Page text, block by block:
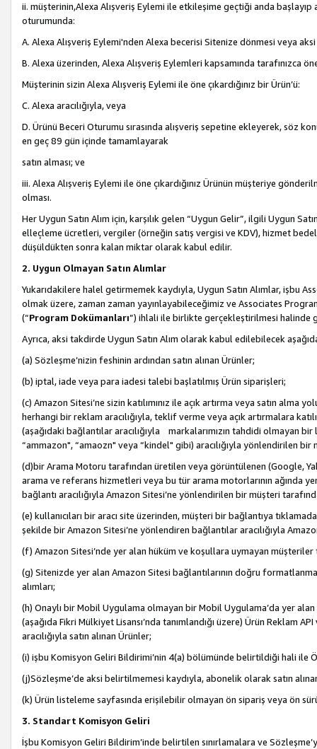
ii. müşterinin,Alexa Alışveriş Eylemi ile etkileşime geçtiği anda
oturumunda:
A. Alexa Alışveriş Eylemi'nden Alexa becerisi Sitenize dönmesi veya
B. Alexa üzerinden, Alexa Alışveriş Eylemleri kapsamında tarafınızca
Müşterinin sizin Alexa Alışveriş Eylemi ile öne çıkardığınız bir Ürün’ü:
C. Alexa aracılığıyla, veya
D. Ürünü Beceri Oturumu sırasında alışveriş sepetine ekleyerek, söz
en geç 89 gün içinde tamamlayarak
satın alması; ve
iii. Alexa Alışveriş Eylemi ile öne çıkardığınız Ürünün müşteriye
olması.
Her Uygun Satın Alım için, karşılık gelen “Uygun Gelir”, ilgili Uygun
elleçleme ücretleri, vergiler (örneğin satış vergisi ve KDV), hizmet
düşüldükten sonra kalan miktar olarak kabul edilir.
2. Uygun Olmayan Satın Alımlar
Yukarıdakilere halel getirmemek kaydıyla, Uygun Satın Alımlar, işbu
olmak üzere, zaman zaman yayınlayabileceğimiz ve Associates
(“Program Dokümanları”) ihlali ile birlikte gerçekleştirilmesi halinde
Ayrıca, aksi takdirde Uygun Satın Alım olarak kabul edilebilecek
(a) Sözleşme’nizin feshinin ardından satın alınan Ürünler;
(b) iptal, iade veya para iadesi talebi başlatılmış Ürün siparişleri;
(c) Amazon Sitesi’ne sizin katılımınız ile açık artırma veya satın alma
herhangi bir reklam aracılığıyla, teklif verme veya açık artırmalara
(aşağıdaki bağlantılar aracılığıyla markalarımızın tahdidi olmayan
“ammazon", “amaozn" veya “kindel" gibi) aracılığıyla yönlendirilen
(d)bir Arama Motoru tarafından üretilen veya görüntülenen (Google,
arama ve referans hizmetleri veya bu tür arama motorlarının ağında
bağlantı aracılığıyla Amazon Sitesi’ne yönlendirilen bir müşteri
(e) kullanıcıları bir aracı site üzerinden, müşteri bir bağlantıya
şekilde bir Amazon Sitesi’ne yönlendiren bağlantılar aracılığıyla
(f) Amazon Sitesi’nde yer alan hüküm ve koşullara uymayan müşteriler
(g) Sitenizde yer alan Amazon Sitesi bağlantılarının doğru
alımları;
(h) Onaylı bir Mobil Uygulama olmayan bir Mobil Uygulama’da yer
(aşağıda Fikri Mülkiyet Lisansı’nda tanımlandığı üzere) Ürün Reklam
aracılığıyla satın alınan Ürünler;
(i) işbu Komisyon Geliri Bildirimi’nin 4(a) bölümünde belirtildiği hali ile
(j)Sözleşme’de aksi belirtilmemesi kaydıyla, abonelik olarak satın
(k) Ürün listeleme sayfasında erişilebilir olmayan ön sipariş veya ön
3. Standart Komisyon Geliri
İşbu Komisyon Geliri Bildirim’inde belirtilen sınırlamalara ve